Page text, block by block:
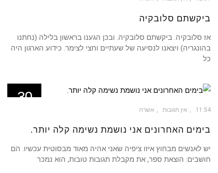
ביקשתם סלובקיה
אז סלובקיה. ביקשתם סלובקיה. ובכן הגענו בראשון בלילה (נחתנו
בהונגריה) ויצאנו לנסיעה של שעתיים וחצי לצימר. כידוע הארגון היה
כל
30
11:54 אין תגובות אשרה
בימים האחרונים אני נושמת נשימה קלה יותר.
יש לאנשים מבחוץ איזו ציפיה שאני אהיה מאוד מבסוטית עכשיו. הם
חושבים: הוצאת ספר, את מקבלת תגובות טובות, הוא נמכר